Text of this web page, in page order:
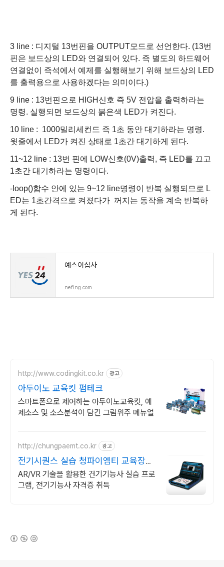
3 line : 디지털 13번핀을 OUTPUT모드로 선언한다. (13번
핀은 보드상의 LED와 연결되어 있다. 즉 별도의 하드웨어
연결없이 즉석에서 예제를 실행해보기 위해 보드상의 LED
를 출력용으로 사용하겠다는 의미이다.)
9 line : 13번핀으로 HIGH신호 즉 5V 전압을 출력하라는
명령. 실행되면 보드상의 붉은색 LED가 켜진다.
10 line : 1000밀리세컨드 즉 1초 동안 대기하라는 명령.
윗줄에서 LED가 켜진 상태로 1초간 대기하게 된다.
11~12 line : 13번 핀에 LOW신호(0V)출력, 즉 LED를 끄고
1초간 대기하라는 명령이다.
-loop()함수 안에 있는 9~12 line명령이 반복 실행되므로 L
ED는 1초간격으로 켜졌다가 꺼지는 동작을 계속 반복하
게 된다.
예스이십사
nefing.com
http://www.codingkit.co.kr 광고
아두이노 교육킷 펌테크
스마트폰으로 제어하는 아두이노교육킷, 예
제소스 및 소스분석이 담긴 그림위주 메뉴얼
http://chungpaemt.co.kr 광고
전기시퀀스 실습 청파이엠티 교육장비
잘 만드는 업체
AR/VR 기술을 활용한 건기기능사 실습 프로
그램, 전기기능사 자격증 취득